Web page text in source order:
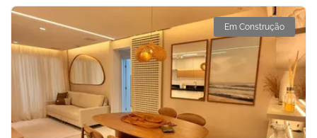
Em Construção